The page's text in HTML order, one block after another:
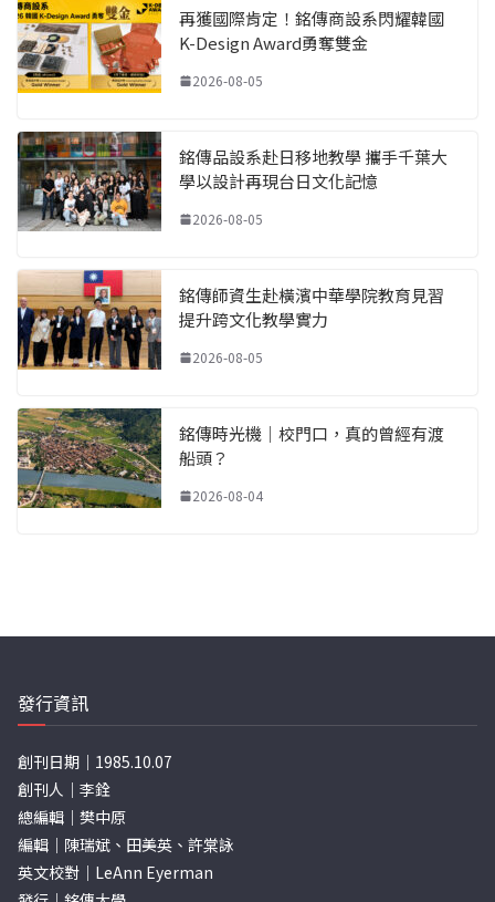
再獲國際肯定！銘傳商設系閃耀韓國
K-Design Award勇奪雙金
2026-08-05
銘傳品設系赴日移地教學 攜手千葉大
學以設計再現台日文化記憶
2026-08-05
銘傳師資生赴橫濱中華學院教育見習
提升跨文化教學實力
2026-08-05
銘傳時光機｜校門口，真的曾經有渡
船頭？
2026-08-04
發行資訊
創刊日期｜1985.10.07
創刊人｜李銓
總編輯｜樊中原
編輯｜陳瑞斌、田美英、許棠詠
英文校對｜LeAnn Eyerman